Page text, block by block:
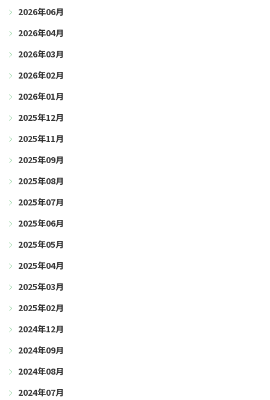
2026年06月
2026年04月
2026年03月
2026年02月
2026年01月
2025年12月
2025年11月
2025年09月
2025年08月
2025年07月
2025年06月
2025年05月
2025年04月
2025年03月
2025年02月
2024年12月
2024年09月
2024年08月
2024年07月